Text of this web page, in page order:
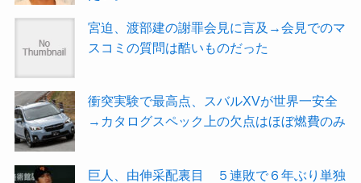
宮迫、渡部建の謝罪会見に言及→会見でのマ
スコミの質問は酷いものだった
衝突実験で最高点、スバルXVが世界一安全
→カタログスペック上の欠点はほぼ燃費のみ
巨人、由伸采配裏目 ５連敗で６年ぶり単独